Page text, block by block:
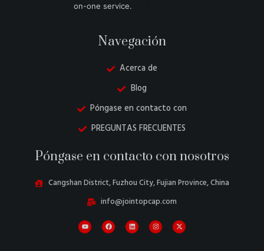
on-one service.
Navegación
Acerca de
Blog
Póngase en contacto con
PREGUNTAS FRECUENTES
Póngase en contacto con nosotros
Cangshan District, Fuzhou City, Fujian Province, China
info@jointopcap.com
Italian
Turkish
Belarusian